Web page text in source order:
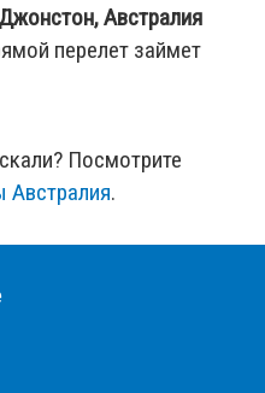
Австралия
перелет займет
Посмотрите
Австралия.